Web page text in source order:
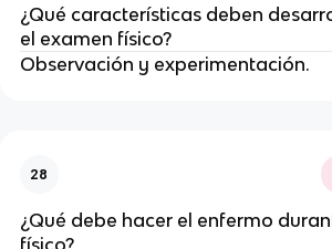
¿Qué características deben
el examen físico?
Observación y experimentación.
28
¿Qué debe hacer el enfermo
físico?